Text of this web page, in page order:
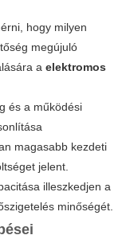
hogy milyen
megújuló
a elektromos
és a működési
magasabb kezdeti
jelent.
illeszkedjen a
minőségét.